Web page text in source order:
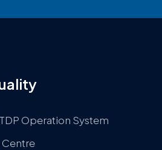
Operation System
Centre